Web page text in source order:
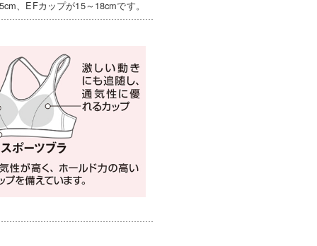
、EFカップが15～18cmです。